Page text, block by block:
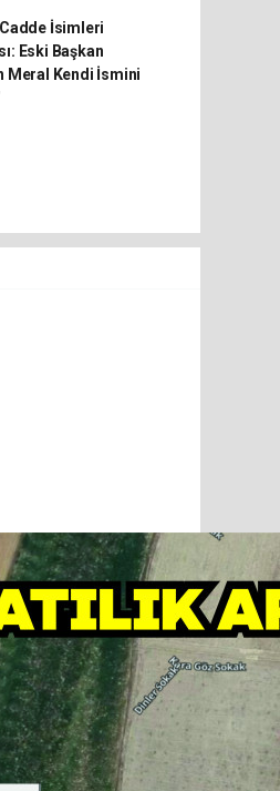
Cadde İsimleri
Eski Başkan
Meral Kendi İsmini